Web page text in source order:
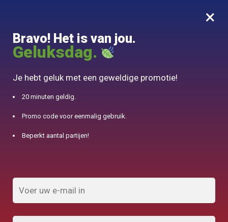
0
10% aangeboden voor 50€ aankopen met DJINN-code10
glas
FILTERS TONEN
×
Bravo! Het is van jou.
Geluksdag.
Je hebt geluk met een geweldige promotie!
20 minuten geldig.
Promo code voor eenmalig gebruik.
Beperkt aantal partijen!